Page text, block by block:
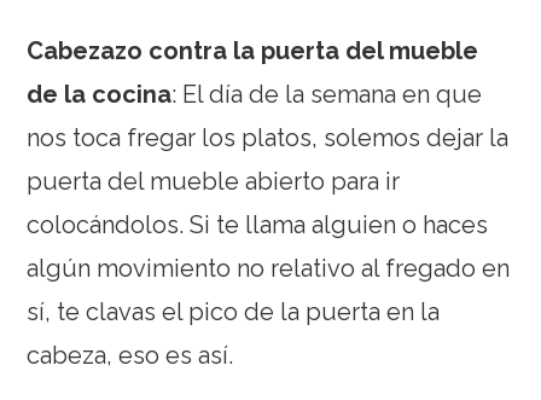
Cabezazo contra la puerta del mueble
de la cocina: El día de la semana en que
nos toca fregar los platos, solemos dejar la
puerta del mueble abierto para ir
colocándolos. Si te llama alguien o haces
algún movimiento no relativo al fregado en
sí, te clavas el pico de la puerta en la
cabeza, eso es así.